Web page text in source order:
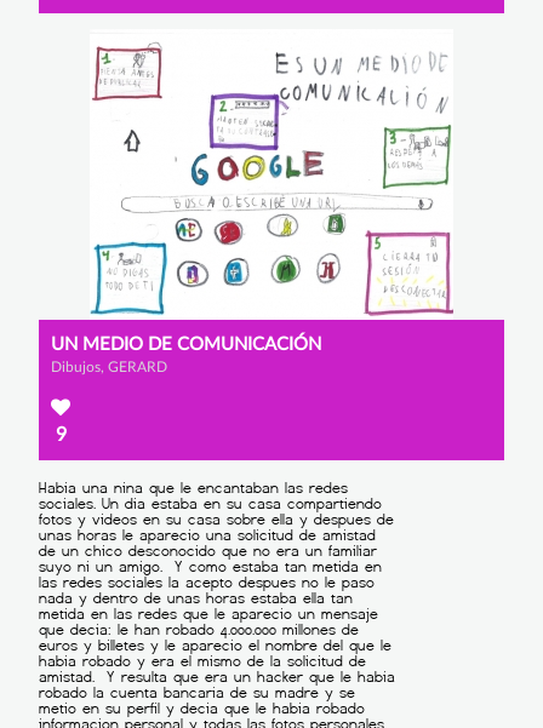
UN MEDIO DE COMUNICACIÓN
Dibujos, GERARD
9